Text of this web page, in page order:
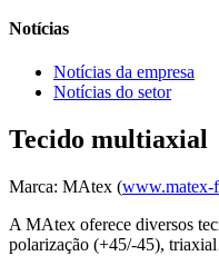
Notícias
Notícias da empresa
Notícias do setor
Tecido multiaxial
Marca: MAtex (www.matex-
A MAtex oferece diversos
polarização (+45/-45),